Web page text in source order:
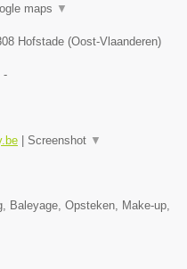
maps ▼
Hofstade (Oost-Vlaanderen)
-
| Screenshot ▼
Baleyage, Opsteken, Make-up,